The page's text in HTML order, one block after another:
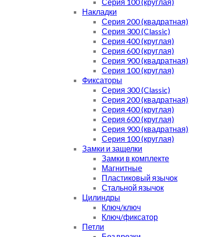
Накладки
Серия 200 (квадратная)
Серия 300 (Classic)
Серия 400 (круглая)
Серия 600 (круглая)
Серия 900 (квадратная)
Серия 100 (круглая)
Фиксаторы
Серия 300 (Classic)
Серия 200 (квадратная)
Серия 400 (круглая)
Серия 600 (круглая)
Серия 900 (квадратная)
Серия 100 (круглая)
Замки и защелки
Замки в комплекте
Магнитные
Пластиковый язычок
Стальной язычок
Цилиндры
Ключ/ключ
Ключ/фиксатор
Петли